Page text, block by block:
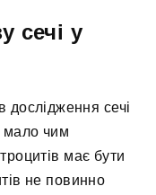
сечі у
дослідження сечі
мало чим
має бути
не повинно